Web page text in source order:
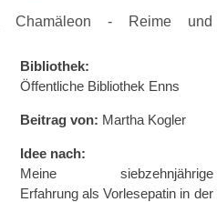
Chamäleon - Reime und
Bibliothek:
Öffentliche Bibliothek Enns
Beitrag von: Martha Kogler
Idee nach:
Meine siebzehnjährige
Erfahrung als Vorlesepatin in der